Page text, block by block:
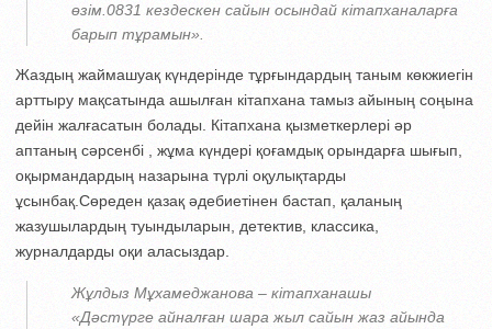
өзім.0831 кездескен сайын осындай кітапханаларға
барып тұрамын».
Жаздың жаймашуақ күндерінде тұрғындардың таным көкжиегін
арттыру мақсатында ашылған кітапхана тамыз айының соңына
дейін жалғасатын болады. Кітапхана қызметкерлері әр
аптаның сәрсенбі , жұма күндері қоғамдық орындарға шығып,
оқырмандардың назарына түрлі оқулықтарды
ұсынбақ.Сөреден қазақ әдебиетінен бастап, қаланың
жазушылардың туындыларын, детектив, классика,
журналдарды оқи аласыздар.
Жұлдыз Мұхамеджанова – кітапханашы
«Дәстүрге айналған шара жыл сайын жаз айында